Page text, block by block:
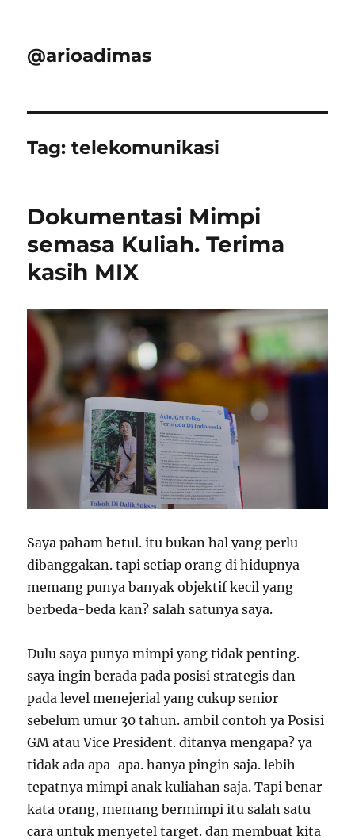
@arioadimas
Tag:telekomunikasi
Dokumentasi Mimpi
semasa Kuliah. Terima
kasih MIX
Saya paham betul. itu bukan hal yang perlu
dibanggakan. tapi setiap orang di hidupnya
memang punya banyak objektif kecil yang
berbeda-beda kan? salah satunya saya.
Dulu saya punya mimpi yang tidak penting.
saya ingin berada pada posisi strategis dan
pada level menejerial yang cukup senior
sebelum umur 30 tahun. ambil contoh ya Posisi
GM atau Vice President. ditanya mengapa? ya
tidak ada apa-apa. hanya pingin saja. lebih
tepatnya mimpi anak kuliahan saja. Tapi benar
kata orang, memang bermimpi itu salah satu
cara untuk menyetel target. dan membuat kita